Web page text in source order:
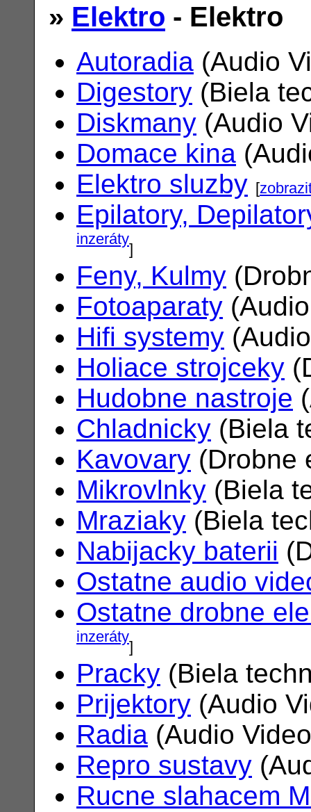
» Elektro - Elektro
Autoradia (Audio
Digestory (Biela
Diskmany (Audio
Domace kina
Elektro sluzby [
Epilatory,
inzeráty]
Feny, Kulmy
Fotoaparaty
Hifi systemy
Holiace strojceky
Hudobne nastroje
Chladnicky (Biela
Kavovary (Drobne
Mikrovlnky (Biela
Mraziaky (Biela
Nabijacky baterii
Ostatne audio
Ostatne drobne
inzeráty]
Pracky (Biela
Prijektory (Audio
Radia (Audio
Repro sustavy
Rucne slahacem